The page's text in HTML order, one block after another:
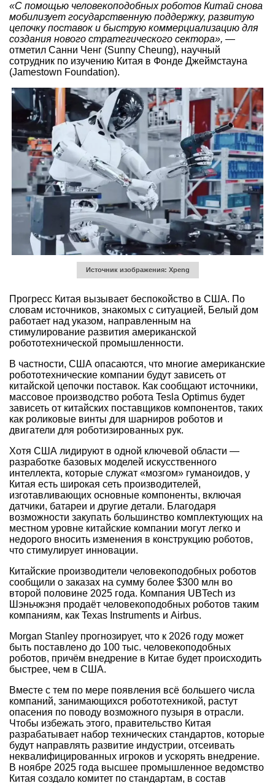
«С помощью человекоподобных роботов Китай снова
мобилизует государственную поддержку, развитую
цепочку поставок и быструю коммерциализацию для
создания нового стратегического сектора», —
отметил Санни Ченг (Sunny Cheung), научный
сотрудник по изучению Китая в Фонде Джеймстауна
(Jamestown Foundation).
Источник изображения: Xpeng
Прогресс Китая вызывает беспокойство в США. По
словам источников, знакомых с ситуацией, Белый дом
работает над указом, направленным на
стимулирование развития американской
робототехнической промышленности.
В частности, США опасаются, что многие американские
робототехнические компании будут зависеть от
китайской цепочки поставок. Как сообщают источники,
массовое производство робота Tesla Optimus будет
зависеть от китайских поставщиков компонентов, таких
как роликовые винты для шарниров роботов и
двигатели для роботизированных рук.
Хотя США лидируют в одной ключевой области —
разработке базовых моделей искусственного
интеллекта, которые служат «мозгом» гуманоидов, у
Китая есть широкая сеть производителей,
изготавливающих основные компоненты, включая
датчики, батареи и другие детали. Благодаря
возможности закупать большинство комплектующих на
местном уровне китайские компании могут легко и
недорого вносить изменения в конструкцию роботов,
что стимулирует инновации.
Китайские производители человекоподобных роботов
сообщили о заказах на сумму более $300 млн во
второй половине 2025 года. Компания UBTech из
Шэньчжэня продаёт человекоподобных роботов таким
компаниям, как Texas Instruments и Airbus.
Morgan Stanley прогнозирует, что к 2026 году может
быть поставлено до 100 тыс. человекоподобных
роботов, причём внедрение в Китае будет происходить
быстрее, чем в США.
Вместе с тем по мере появления всё большего числа
компаний, занимающихся робототехникой, растут
опасения по поводу возможного пузыря в отрасли.
Чтобы избежать этого, правительство Китая
разрабатывает набор технических стандартов, которые
будут направлять развитие индустрии, отсеивать
неквалифицированных игроков и ускорять внедрение.
В ноябре 2025 года высшее промышленное ведомство
Китая создало комитет по стандартам, в состав